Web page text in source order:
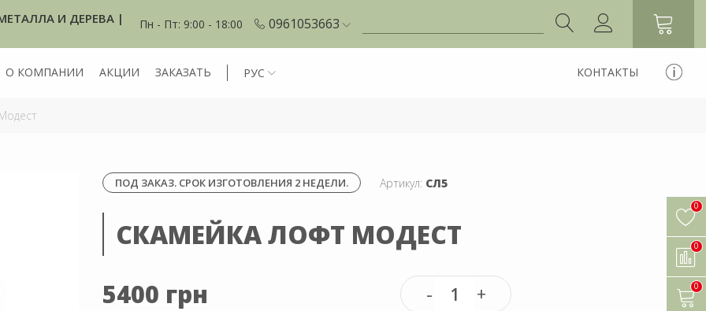
И ДЕРЕВА | Пн - Пт: 9:00 - 18:00 0961053663
О КОМПАНИИ АКЦИИ ЗАКАЗАТЬ РУС КОНТАКТЫ
ПОД ЗАКАЗ. СРОК ИЗГОТОВЛЕНИЯ 2 НЕДЕЛИ. Артикул: СЛ5
СКАМЕЙКА ЛОФТ МОДЕСТ
5400 грн
0
0
0